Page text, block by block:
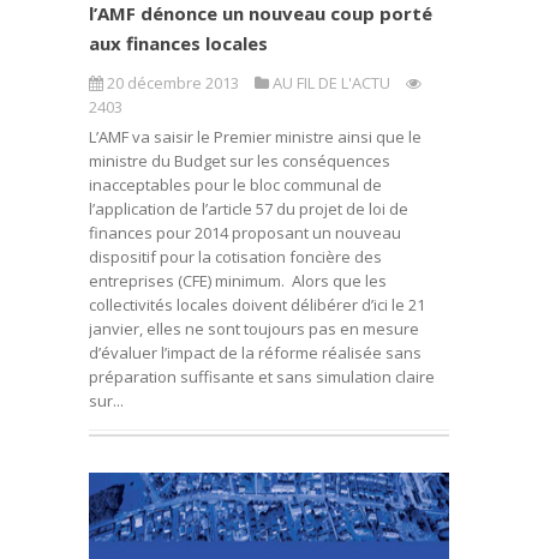
l’AMF dénonce un nouveau coup porté
aux finances locales
20 décembre 2013
AU FIL DE L'ACTU
2403
L’AMF va saisir le Premier ministre ainsi que le
ministre du Budget sur les conséquences
inacceptables pour le bloc communal de
l’application de l’article 57 du projet de loi de
finances pour 2014 proposant un nouveau
dispositif pour la cotisation foncière des
entreprises (CFE) minimum. Alors que les
collectivités locales doivent délibérer d’ici le 21
janvier, elles ne sont toujours pas en mesure
d’évaluer l’impact de la réforme réalisée sans
préparation suffisante et sans simulation claire
sur...